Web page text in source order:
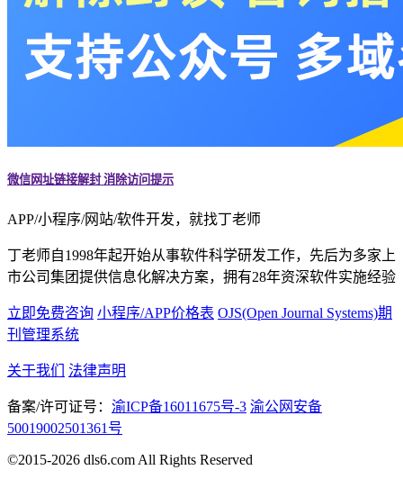
微信网址链接解封 消除访问提示
APP/小程序/网站/软件开发，就找丁老师
丁老师自1998年起开始从事软件科学研发工作，先后为多家上
市公司集团提供信息化解决方案，拥有28年资深软件实施经验
立即免费咨询 小程序/APP价格表 OJS(Open Journal Systems)期
刊管理系统
关于我们 法律声明
备案/许可证号： 渝ICP备16011675号-3 渝公网安备
50019002501361号
©2015-2026 dls6.com All Rights Reserved